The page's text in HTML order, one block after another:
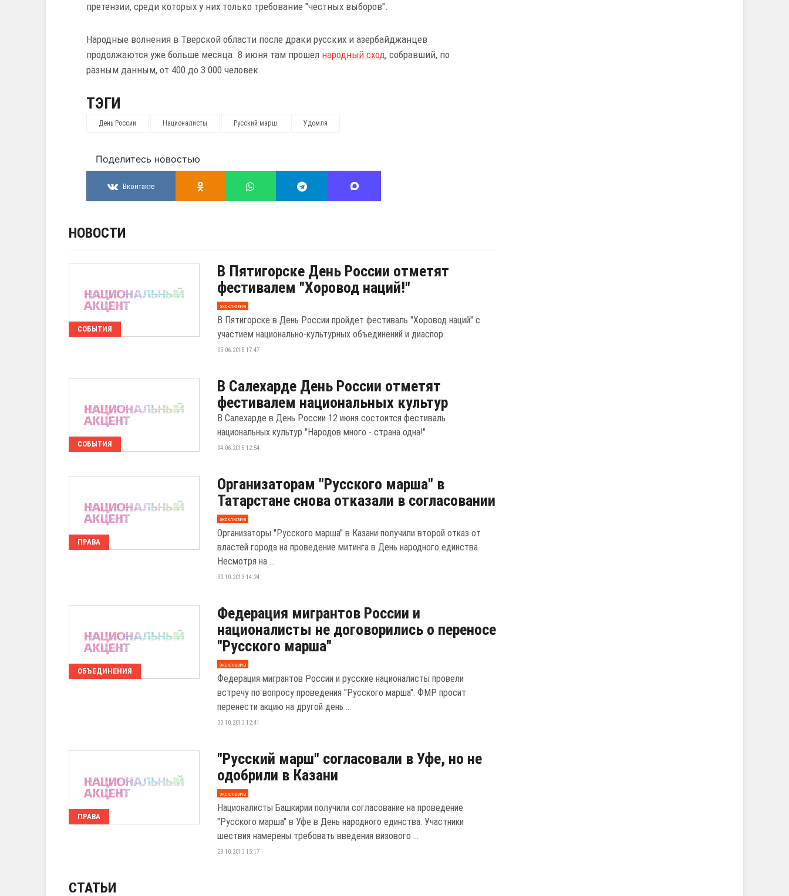
претензии, среди которых у них только требование "честных выборов".
Народные волнения в Тверской области после драки русских и азербайджанцев
продолжаются уже больше месяца. 8 июня там прошел народный сход, собравший, по
разным данным, от 400 до 3 000 человек.
ТЭГИ
День России Националисты Русский марш Удомля
Поделитесь новостью
Вконтакте
НОВОСТИ
СОБЫТИЯ
В Пятигорске День России отметят
фестивалем "Хоровод наций!"
эксклюзив
В Пятигорске в День России пройдет фестиваль "Хоровод наций" с
участием национально-культурных объединений и диаспор.
05.06.2015 17:47
СОБЫТИЯ
В Салехарде День России отметят
фестивалем национальных культур
В Салехарде в День России 12 июня состоится фестиваль
национальных культур "Народов много - страна одна!"
04.06.2015 12:54
ПРАВА
Организаторам "Русского марша" в
Татарстане снова отказали в согласовании
эксклюзив
Организаторы "Русского марша" в Казани получили второй отказ от
властей города на проведение митинга в День народного единства.
Несмотря на ...
30.10.2013 14:24
ОБЪЕДИНЕНИЯ
Федерация мигрантов России и
националисты не договорились о переносе
"Русского марша"
эксклюзив
Федерация мигрантов России и русские националисты провели
встречу по вопросу проведения "Русского марша". ФМР просит
перенести акцию на другой день ...
30.10.2013 12:41
ПРАВА
"Русский марш" согласовали в Уфе, но не
одобрили в Казани
эксклюзив
Националисты Башкирии получили согласование на проведение
"Русского марша" в Уфе в День народного единства. Участники
шествия намерены требовать введения визового ...
29.10.2013 15:17
СТАТЬИ